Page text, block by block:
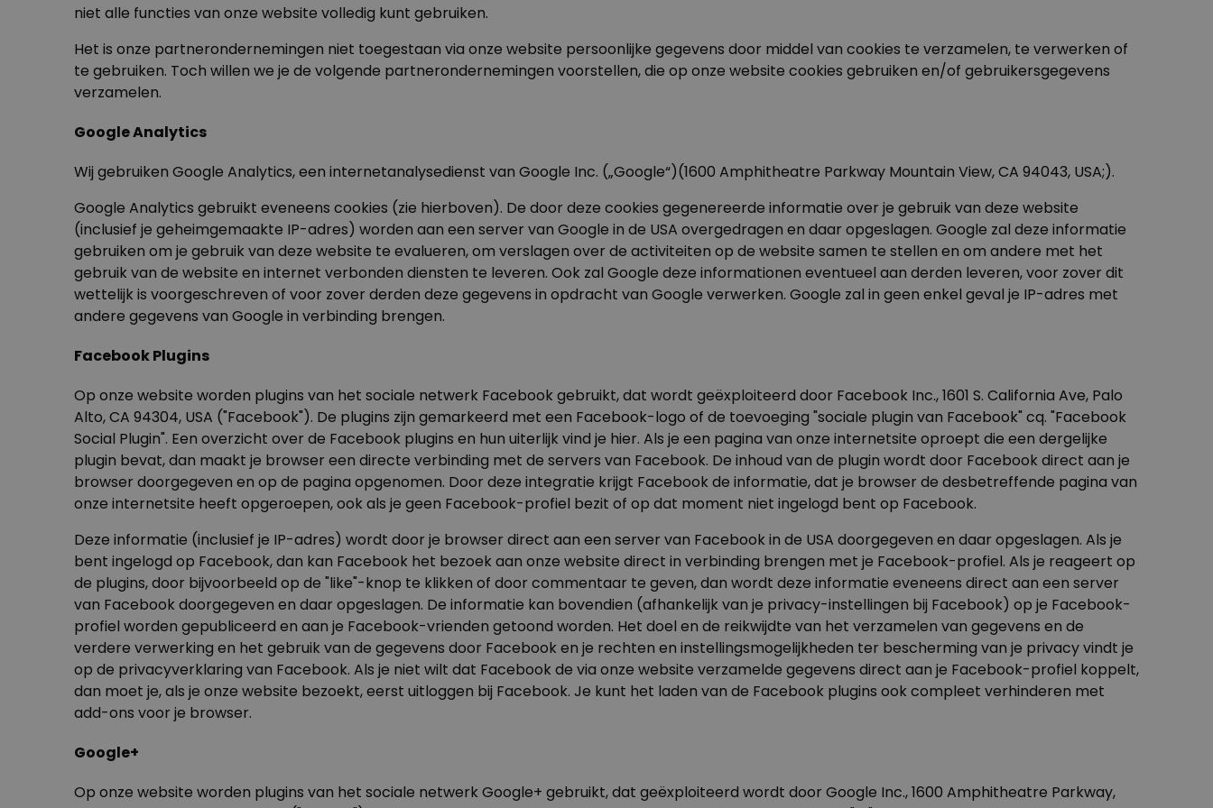
niet alle functies van onze website volledig kunt gebruiken.
Het is onze partnerondernemingen niet toegestaan via onze website persoonlijke gegevens door middel van cookies te verzamelen, te verwerken of
te gebruiken. Toch willen we je de volgende partnerondernemingen voorstellen, die op onze website cookies gebruiken en/of gebruikersgegevens
verzamelen.
Google Analytics
Wij gebruiken Google Analytics, een internetanalysedienst van Google Inc. („Google“)(1600 Amphitheatre Parkway Mountain View, CA 94043, USA;).
Google Analytics gebruikt eveneens cookies (zie hierboven). De door deze cookies gegenereerde informatie over je gebruik van deze website
(inclusief je geheimgemaakte IP-adres) worden aan een server van Google in de USA overgedragen en daar opgeslagen. Google zal deze informatie
gebruiken om je gebruik van deze website te evalueren, om verslagen over de activiteiten op de website samen te stellen en om andere met het
gebruik van de website en internet verbonden diensten te leveren. Ook zal Google deze informationen eventueel aan derden leveren, voor zover dit
wettelijk is voorgeschreven of voor zover derden deze gegevens in opdracht van Google verwerken. Google zal in geen enkel geval je IP-adres met
andere gegevens van Google in verbinding brengen.
Facebook Plugins
Op onze website worden plugins van het sociale netwerk Facebook gebruikt, dat wordt geëxploiteerd door Facebook Inc., 1601 S. California Ave, Palo
Alto, CA 94304, USA ("Facebook"). De plugins zijn gemarkeerd met een Facebook-logo of de toevoeging "sociale plugin van Facebook" cq. "Facebook
Social Plugin". Een overzicht over de Facebook plugins en hun uiterlijk vind je hier. Als je een pagina van onze internetsite oproept die een dergelijke
plugin bevat, dan maakt je browser een directe verbinding met de servers van Facebook. De inhoud van de plugin wordt door Facebook direct aan je
browser doorgegeven en op de pagina opgenomen. Door deze integratie krijgt Facebook de informatie, dat je browser de desbetreffende pagina van
onze internetsite heeft opgeroepen, ook als je geen Facebook-profiel bezit of op dat moment niet ingelogd bent op Facebook.
Deze informatie (inclusief je IP-adres) wordt door je browser direct aan een server van Facebook in de USA doorgegeven en daar opgeslagen. Als je
bent ingelogd op Facebook, dan kan Facebook het bezoek aan onze website direct in verbinding brengen met je Facebook-profiel. Als je reageert op
de plugins, door bijvoorbeeld op de "like"-knop te klikken of door commentaar te geven, dan wordt deze informatie eveneens direct aan een server
van Facebook doorgegeven en daar opgeslagen. De informatie kan bovendien (afhankelijk van je privacy-instellingen bij Facebook) op je Facebook-
profiel worden gepubliceerd en aan je Facebook-vrienden getoond worden. Het doel en de reikwijdte van het verzamelen van gegevens en de
verdere verwerking en het gebruik van de gegevens door Facebook en je rechten en instellingsmogelijkheden ter bescherming van je privacy vindt je
op de privacyverklaring van Facebook. Als je niet wilt dat Facebook de via onze website verzamelde gegevens direct aan je Facebook-profiel koppelt,
dan moet je, als je onze website bezoekt, eerst uitloggen bij Facebook. Je kunt het laden van de Facebook plugins ook compleet verhinderen met
add-ons voor je browser.
Google+
Op onze website worden plugins van het sociale netwerk Google+ gebruikt, dat geëxploiteerd wordt door Google Inc., 1600 Amphitheatre Parkway,